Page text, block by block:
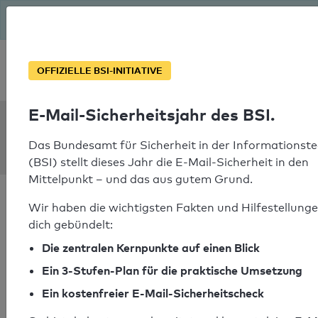
Soforthilfe bei Notfällen
hsp-engineering.de
SPF-Check nicht
bestanden
Ihr SPF-Record Prüfergebnis
OFFIZIELLE BSI-INITIATIVE
E-Mail-Sicherheitsjahr des BSI.
Das Bundesamt für Sicherheit in der
(BSI) stellt dieses Jahr die E-Mail-Sicherheit in den
Mittelpunkt – und das aus gutem Grund.
Wir haben die wichtigsten Fakten und
dich gebündelt:
Die zentralen Kernpunkte auf einen Blick
Ein 3-Stufen-Plan für die praktische Umsetzung
Ein kostenfreier E-Mail-Sicherheitscheck